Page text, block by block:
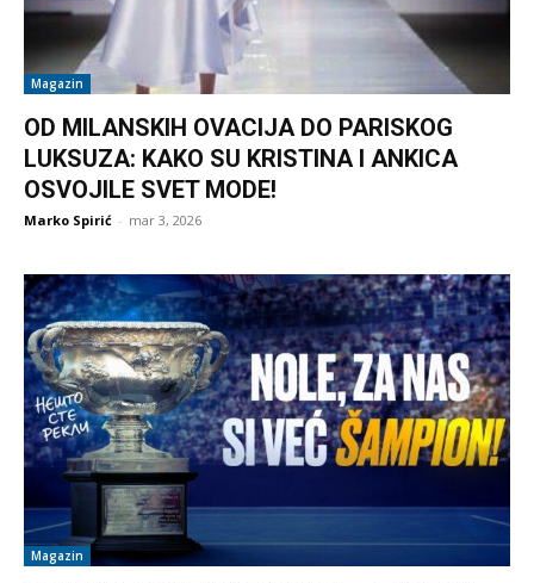
Magazin
OD MILANSKIH OVACIJA DO PARISKOG
LUKSUZA: KAKO SU KRISTINA I ANKICA
OSVOJILE SVET MODE!
Marko Spirić - mar 3, 2026
Magazin